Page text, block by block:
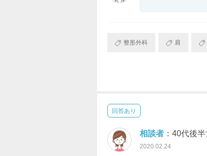
整形外科 肩
回答あり
相談者 ：40代後
2020.02.24